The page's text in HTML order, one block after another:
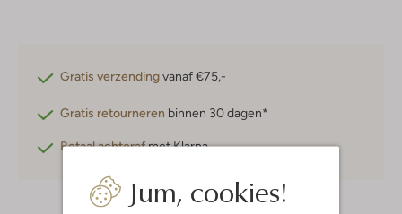
Jum, cookies!
Gratis verzendingvanaf €75,-
Gratis retourneren binnen 30 dagen*
Betaal achterafmet Klarna